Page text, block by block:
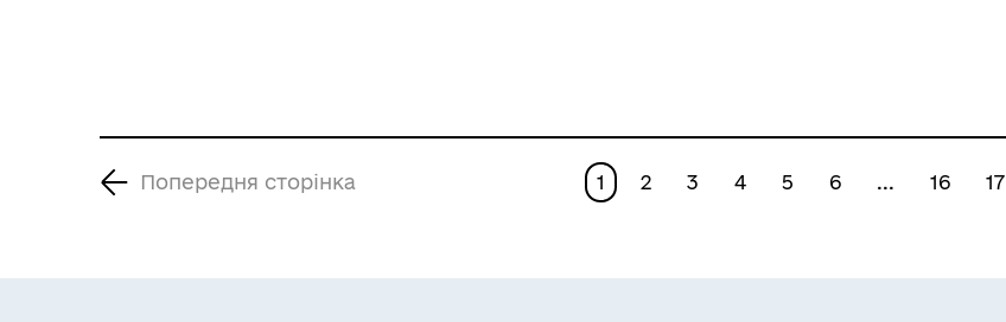
громади в
оперативне
Роздільнянської
Попередня сторінка 1 2 3 4 5 6 ... 16 17